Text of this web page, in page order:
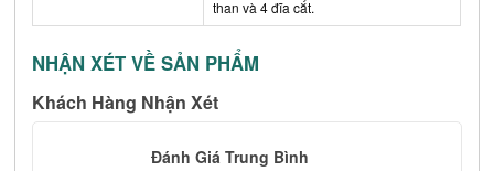
than và 4 đĩa cắt.
NHẬN XÉT VỀ SẢN PHẨM
Khách Hàng Nhận Xét
Đánh Giá Trung Bình